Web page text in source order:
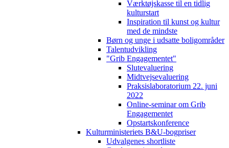
Værktøjskasse til en tidlig
kulturstart
Inspiration til kunst og kultur
med de mindste
Børn og unge i udsatte boligområder
Talentudvikling
"Grib Engagementet"
Slutevaluering
Midtvejsevaluering
Praksislaboratorium 22. juni
2022
Online-seminar om Grib
Engagementet
Opstartskonference
Kulturministeriets B&U-bogpriser
Udvalgenes shortliste